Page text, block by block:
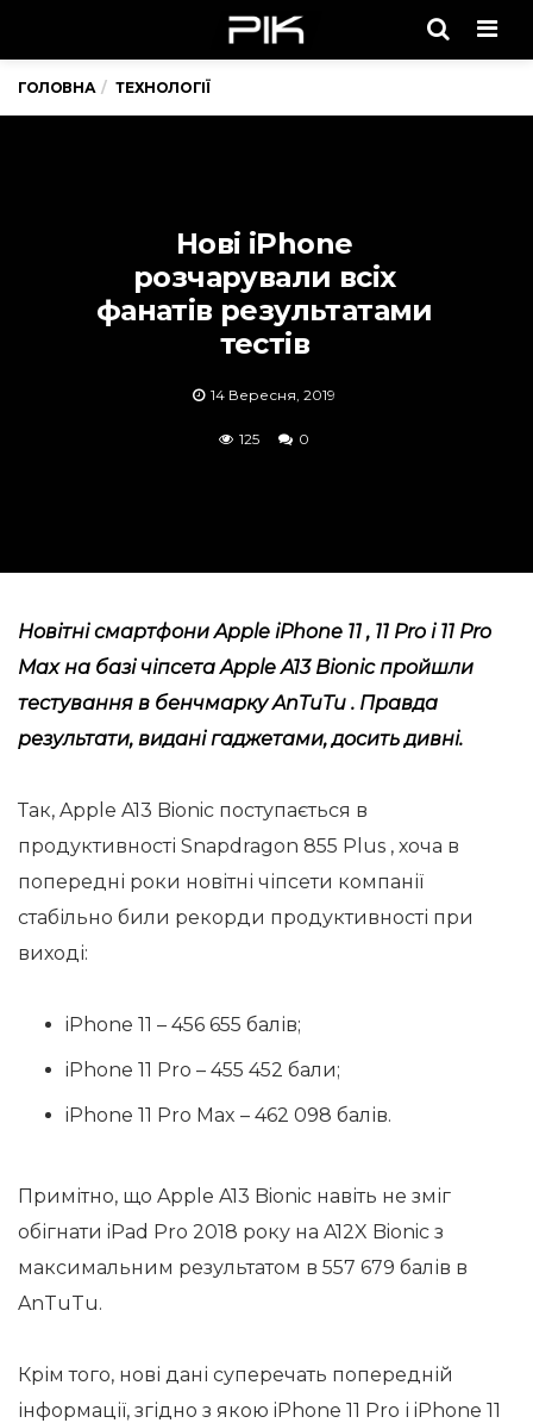
ГОЛОВНА ТЕХНОЛОГІЇ
Нові iPhone
розчарували всіх
фанатів результатами
тестів
14 Вересня, 2019
125 0
Новітні смартфони Apple iPhone 11 , 11 Pro і 11 Pro
Max на базі чіпсета Apple A13 Bionic пройшли
тестування в бенчмарку AnTuTu . Правда
результати, видані гаджетами, досить дивні.
Так, Apple A13 Bionic поступається в
продуктивності Snapdragon 855 Plus , хоча в
попередні роки новітні чіпсети компанії
стабільно били рекорди продуктивності при
виході:
iPhone 11 – 456 655 балів;
iPhone 11 Pro – 455 452 бали;
iPhone 11 Pro Max – 462 098 балів.
Примітно, що Apple A13 Bionic навіть не зміг
обігнати iPad Pro 2018 року на A12X Bionic з
максимальним результатом в 557 679 балів в
AnTuTu.
Крім того, нові дані суперечать попередній
інформації, згідно з якою iPhone 11 Pro і iPhone 11